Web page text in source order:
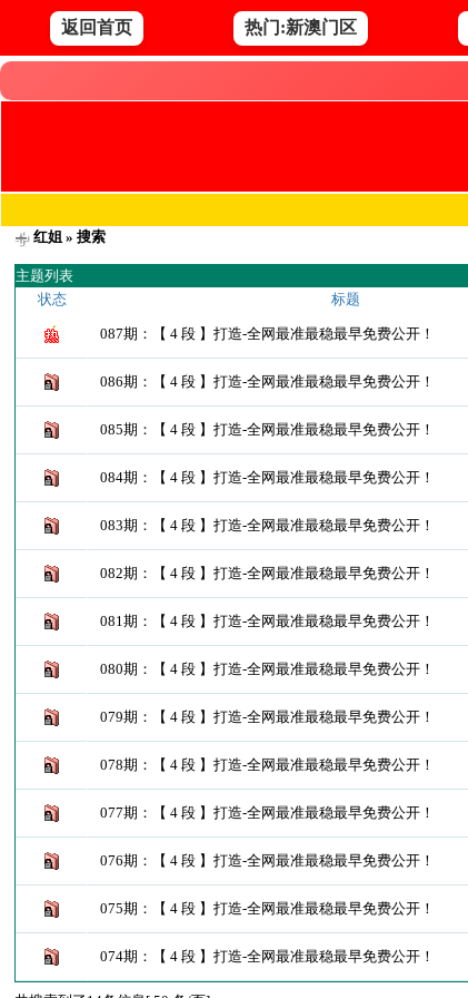
返回首页 热门:新澳门区
红姐 » 搜索
主题列表
状态
标题
087期：【 4 段 】打造-全网最准最稳最早免费公开！
086期：【 4 段 】打造-全网最准最稳最早免费公开！
085期：【 4 段 】打造-全网最准最稳最早免费公开！
084期：【 4 段 】打造-全网最准最稳最早免费公开！
083期：【 4 段 】打造-全网最准最稳最早免费公开！
082期：【 4 段 】打造-全网最准最稳最早免费公开！
081期：【 4 段 】打造-全网最准最稳最早免费公开！
080期：【 4 段 】打造-全网最准最稳最早免费公开！
079期：【 4 段 】打造-全网最准最稳最早免费公开！
078期：【 4 段 】打造-全网最准最稳最早免费公开！
077期：【 4 段 】打造-全网最准最稳最早免费公开！
076期：【 4 段 】打造-全网最准最稳最早免费公开！
075期：【 4 段 】打造-全网最准最稳最早免费公开！
074期：【 4 段 】打造-全网最准最稳最早免费公开！